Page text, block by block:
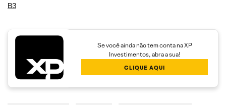
B3
Se você ainda não tem conta na XP
Investimentos, abra a sua!
CLIQUE AQUI